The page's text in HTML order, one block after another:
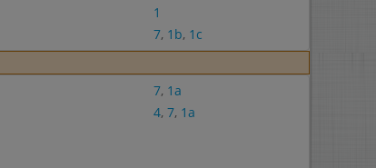
1
7, 1b, 1c
7, 1a
4, 7, 1a